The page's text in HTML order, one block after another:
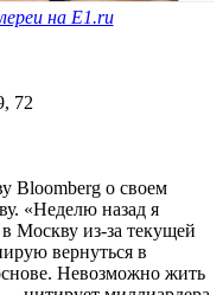
на E1.ru
Bloomberg о своем
«Неделю назад я
Москву из-за текущей
вернуться в
Невозможно жить